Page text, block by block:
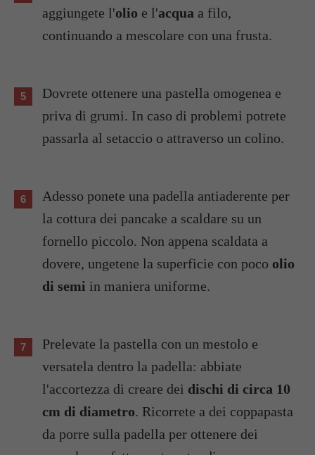
aggiungete l'olio e l'acqua a filo,
continuando a mescolare con una frusta.
Dovrete ottenere una pastella omogenea e
priva di grumi. In caso di problemi potrete
passarla al setaccio o attraverso un colino.
Adesso ponete una padella antiaderente per
la cottura dei pancake a scaldare su un
fornello piccolo. Non appena scaldata a
dovere, ungetene la superficie con poco olio
di semi in maniera uniforme.
Prelevate la pastella con un mestolo e
versatela dentro la padella: abbiate
l'accortezza di creare dei dischi di circa 10
cm di diametro. Ricorrete a dei coppapasta
da porre sulla padella per ottenere dei